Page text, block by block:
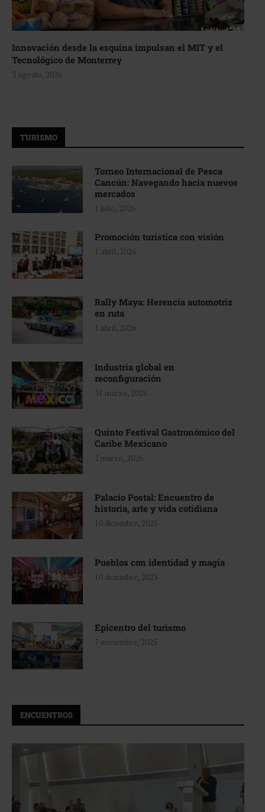
Innovación desde la esquina impulsan el MIT y el
Tecnológico de Monterrey
3 agosto, 2026
TURISMO
Torneo Internacional de Pesca
Cancún: Navegando hacia nuevos
mercados
1 julio, 2026
Promoción turística con visión
1 abril, 2026
Rally Maya: Herencia automotriz
en ruta
1 abril, 2026
Industria global en
reconfiguración
31 marzo, 2026
Quinto Festival Gastronómico del
Caribe Mexicano
2 marzo, 2026
Palacio Postal: Encuentro de
historia, arte y vida cotidiana
10 diciembre, 2025
Pueblos con identidad y magia
10 diciembre, 2025
Epicentro del turismo
7 noviembre, 2025
ENCUENTROS